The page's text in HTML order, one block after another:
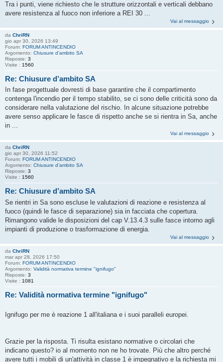
Tra i punti, viene richiesto che le strutture orizzontali e verticali debbano
avere resistenza al fuoco non inferiore a REI 30 ...
Vai al messaggio
da ChriRN
gio apr 30, 2026 13:49
Forum: FORUM ANTINCENDIO
Argomento: Chiusure d’ambito SA
Risposte: 3
Visite : 1560
Re: Chiusure d’ambito SA
In fase progettuale dovresti di base garantire che il compartimento
contenga l'incendio per il tempo stabilito, se ci sono delle criticità sono da
considerare nella valutazione del rischio. In alcune situazione potrebbe
avere senso applicare le fasce di rispetto anche se si rientra in Sa, anche
in ...
Vai al messaggio
da ChriRN
gio apr 30, 2026 11:52
Forum: FORUM ANTINCENDIO
Argomento: Chiusure d’ambito SA
Risposte: 3
Visite : 1560
Re: Chiusure d’ambito SA
Se rientri in Sa sono escluse le valutazioni di reazione e resistenza al
fuoco (quindi le fasce di separazione) sia in facciata che copertura.
Rimangono valide le disposizioni del cap V.13.4.3 sulle fasce intorno agli
impianti di produzione o trasformazione di energia.
Vai al messaggio
da ChriRN
mar apr 28, 2026 17:50
Forum: FORUM ANTINCENDIO
Argomento: Validità normativa termine "ignifugo"
Risposte: 3
Visite : 1081
Re: Validità normativa termine "ignifugo"
Ignifugo per me è reazione 1 all'italiana e i suoi paralleli europei.
Grazie per la risposta. Ti risulta esistano normative o circolari che
indicano questo? io al momento non ne ho trovate. Più che altro perché
avere tutti i mobili di un'attività in classe 1 è impegnativo e la richiesta mi